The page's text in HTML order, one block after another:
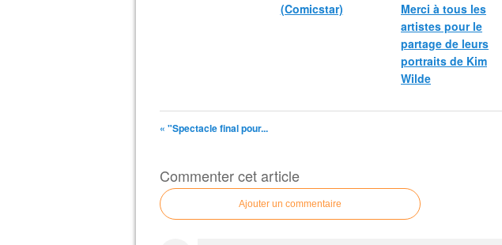
(Comicstar)
Merci à tous les
artistes pour le
partage de leurs
portraits de Kim
Wilde
« "Spectacle final pour...
Commenter cet article
Ajouter un commentaire